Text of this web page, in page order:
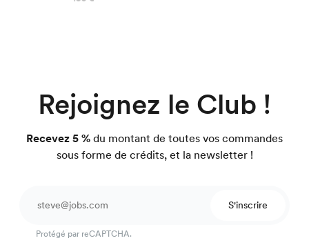
Rejoignez le Club !
Recevez 5 % du montant de toutes vos commandes
sous forme de crédits, et la newsletter !
S'inscrire
Protégé par reCAPTCHA.